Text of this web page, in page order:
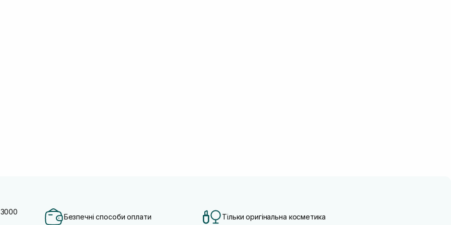
Безпечні способи оплати Тільки оригінальна косметика